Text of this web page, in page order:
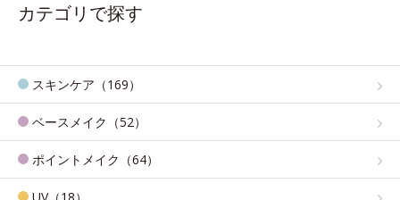
カテゴリで探す
スキンケア（169）
ベースメイク（52）
ポイントメイク（64）